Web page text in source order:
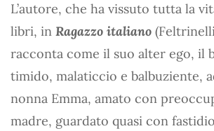
L’autore, che ha vissuto tutta la
libri, in Ragazzo italiano
racconta come il suo alter ego, il
timido, malaticcio e balbuziente,
nonna Emma, amato con
madre, guardato quasi con